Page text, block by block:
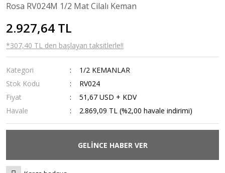
Rosa RV024M 1/2 Mat Cilalı Keman
2.927,64 TL
*307,40 TL den başlayan taksitlerle!!
Kategori
1/2 KEMANLAR
Stok Kodu
RV024
Fiyat
51,67 USD + KDV
Havale
2.869,09 TL (%2,00 havale indirimi)
GELİNCE HABER VER